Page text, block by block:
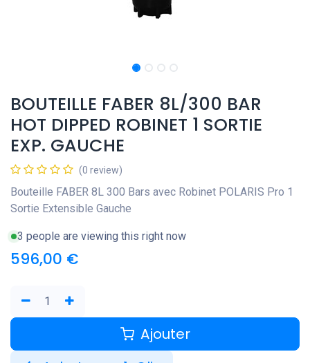
BOUTEILLE FABER 8L/300 BAR
HOT DIPPED ROBINET 1 SORTIE
EXP. GAUCHE
(0 review)
Bouteille FABER 8L 300 Bars avec Robinet POLARIS Pro 1
Sortie Extensible Gauche
3 people are viewing this right now
596,00 €
Ajouter